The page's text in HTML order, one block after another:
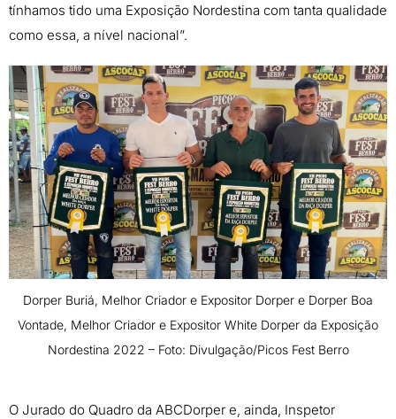
tínhamos tido uma Exposição Nordestina com tanta qualidade
como essa, a nível nacional”.
Dorper Buriá, Melhor Criador e Expositor Dorper e Dorper Boa
Vontade, Melhor Criador e Expositor White Dorper da Exposição
Nordestina 2022 – Foto: Divulgação/Picos Fest Berro
O Jurado do Quadro da ABCDorper e, ainda, Inspetor